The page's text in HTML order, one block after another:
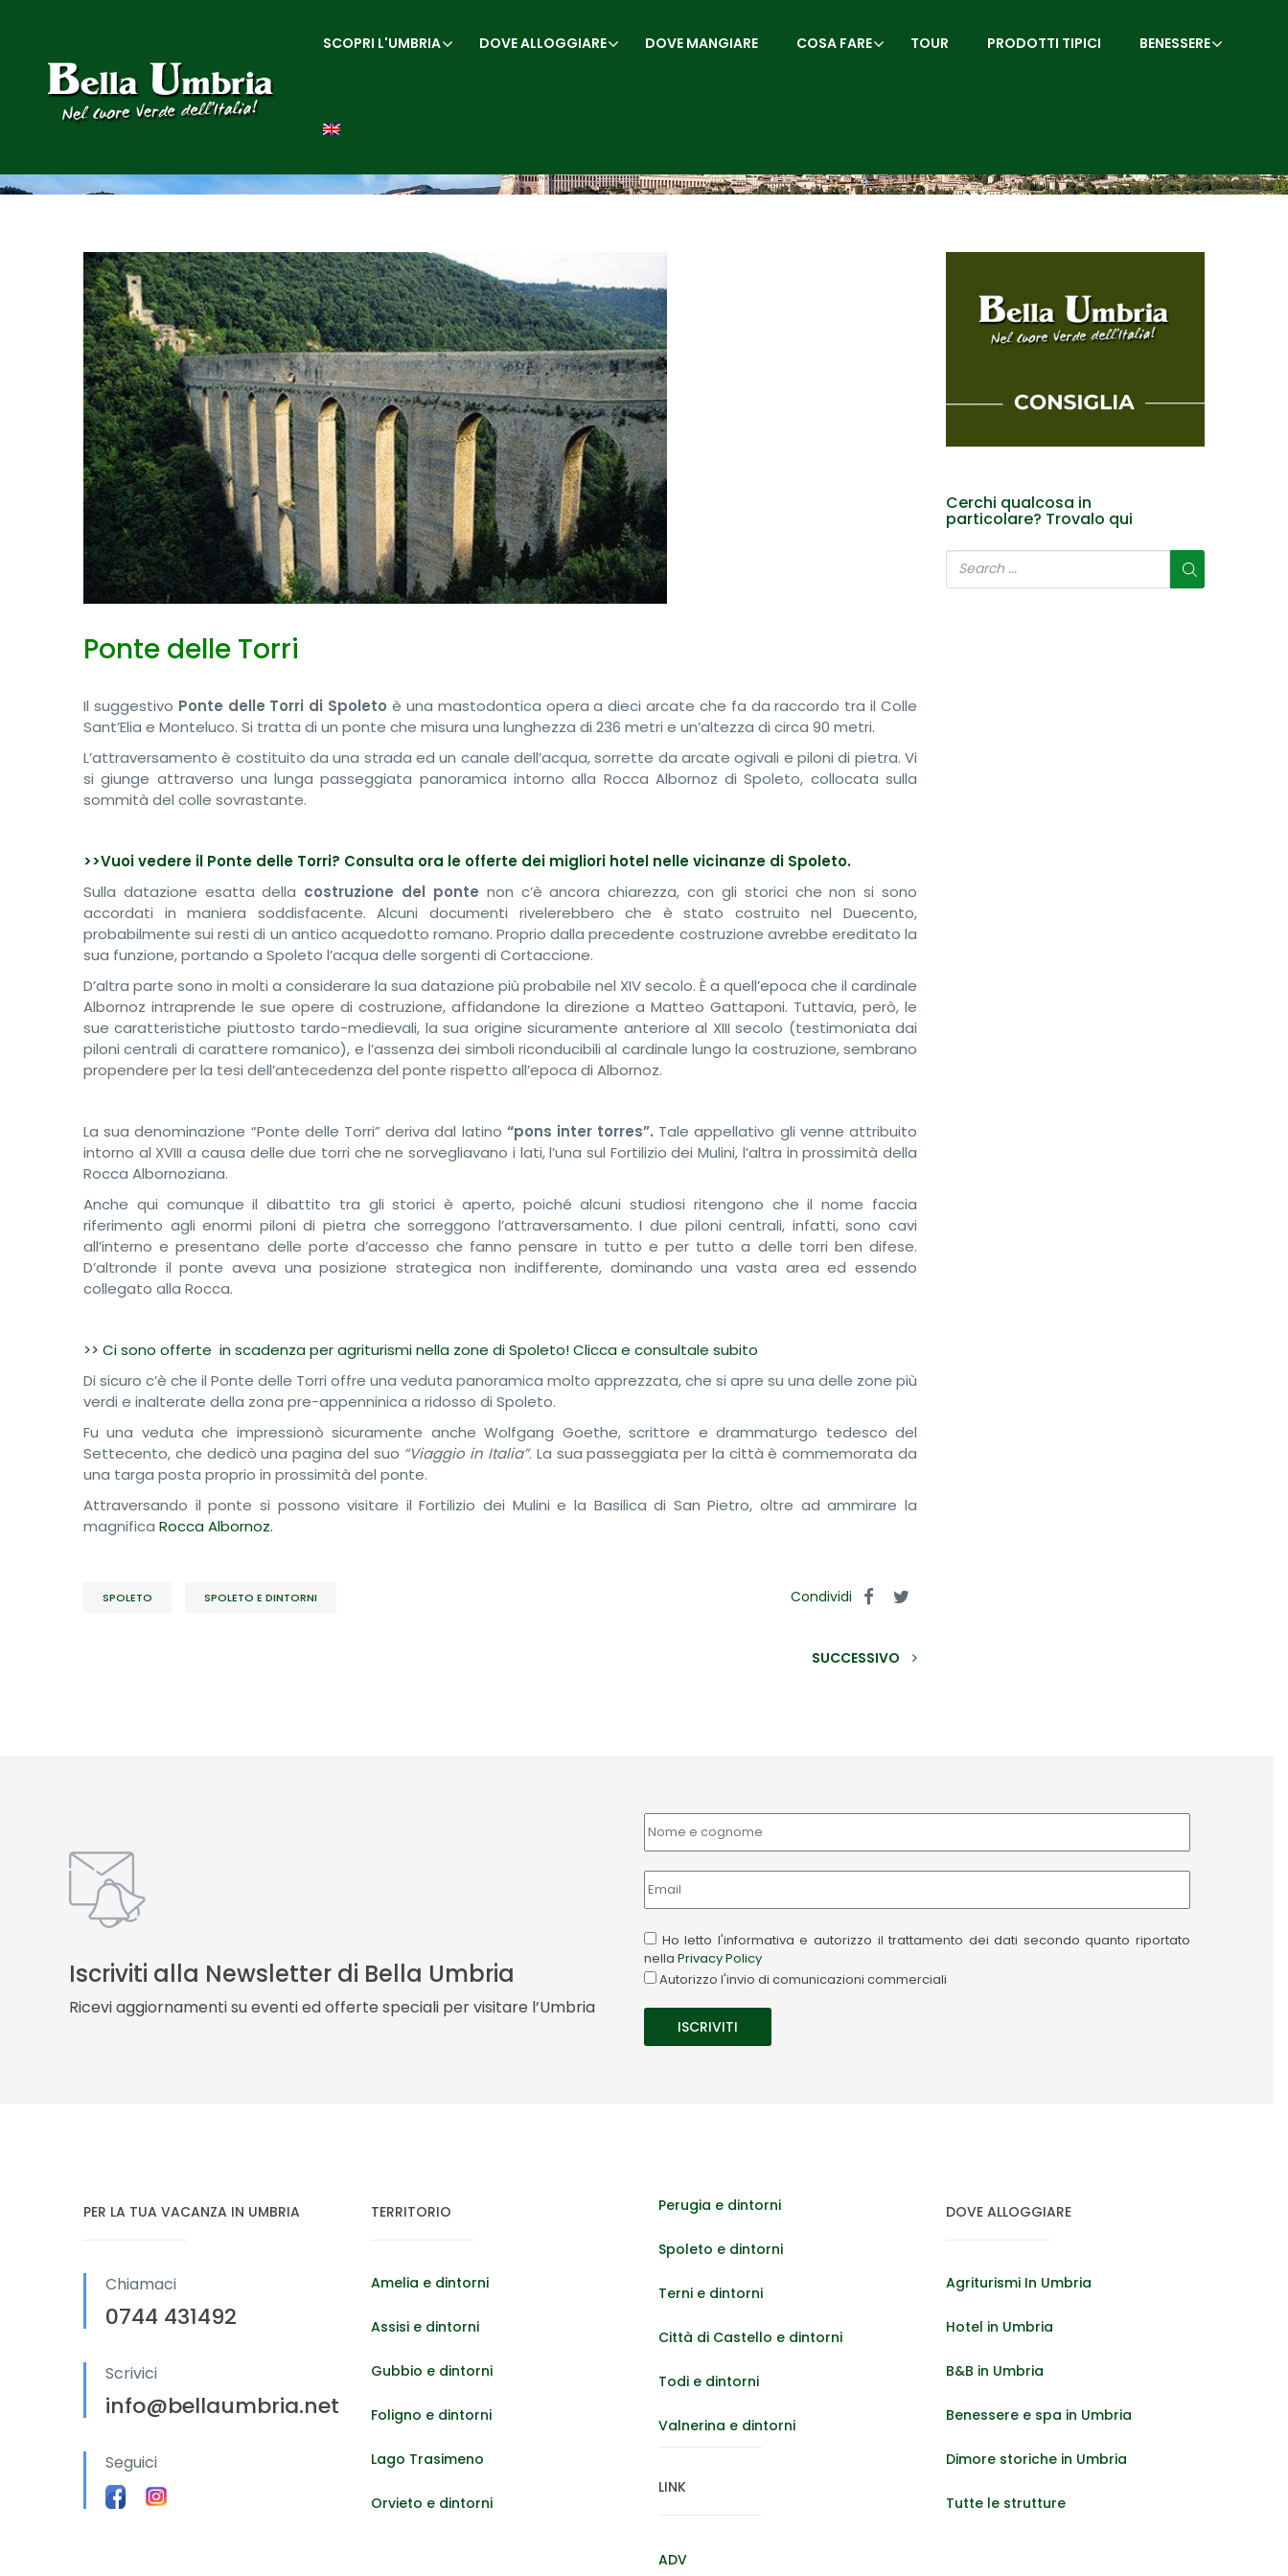
SCOPRI L'UMBRIA DOVE ALLOGGIARE DOVE MANGIARE COSA FARE TOUR PRODOTTI TIPICI BENESSERE
Ponte delle Torri
Il suggestivo Ponte delle Torri di Spoleto è una mastodontica opera a dieci arcate che fa da raccordo tra il Colle
Sant’Elia e Monteluco. Si tratta di un ponte che misura una lunghezza di 236 metri e un’altezza di circa 90 metri.
L’attraversamento è costituito da una strada ed un canale dell’acqua, sorrette da arcate ogivali e piloni di pietra. Vi
si giunge attraverso una lunga passeggiata panoramica intorno alla Rocca Albornoz di Spoleto, collocata sulla
sommità del colle sovrastante.
>>Vuoi vedere il Ponte delle Torri? Consulta ora le offerte dei migliori hotel nelle vicinanze di Spoleto.
Sulla datazione esatta della costruzione del ponte non c’è ancora chiarezza, con gli storici che non si sono
accordati in maniera soddisfacente. Alcuni documenti rivelerebbero che è stato costruito nel Duecento,
probabilmente sui resti di un antico acquedotto romano. Proprio dalla precedente costruzione avrebbe ereditato la
sua funzione, portando a Spoleto l’acqua delle sorgenti di Cortaccione.
D’altra parte sono in molti a considerare la sua datazione più probabile nel XIV secolo. È a quell’epoca che il cardinale
Albornoz intraprende le sue opere di costruzione, affidandone la direzione a Matteo Gattaponi. Tuttavia, però, le
sue caratteristiche piuttosto tardo-medievali, la sua origine sicuramente anteriore al XIII secolo (testimoniata dai
piloni centrali di carattere romanico), e l’assenza dei simboli riconducibili al cardinale lungo la costruzione, sembrano
propendere per la tesi dell’antecedenza del ponte rispetto all’epoca di Albornoz.
La sua denominazione “Ponte delle Torri” deriva dal latino “pons inter torres”. Tale appellativo gli venne attribuito
intorno al XVIII a causa delle due torri che ne sorvegliavano i lati, l’una sul Fortilizio dei Mulini, l’altra in prossimità della
Rocca Albornoziana.
Anche qui comunque il dibattito tra gli storici è aperto, poiché alcuni studiosi ritengono che il nome faccia
riferimento agli enormi piloni di pietra che sorreggono l’attraversamento. I due piloni centrali, infatti, sono cavi
all’interno e presentano delle porte d’accesso che fanno pensare in tutto e per tutto a delle torri ben difese.
D’altronde il ponte aveva una posizione strategica non indifferente, dominando una vasta area ed essendo
collegato alla Rocca.
>> Ci sono offerte in scadenza per agriturismi nella zone di Spoleto! Clicca e consultale subito
Di sicuro c’è che il Ponte delle Torri offre una veduta panoramica molto apprezzata, che si apre su una delle zone più
verdi e inalterate della zona pre-appenninica a ridosso di Spoleto.
Fu una veduta che impressionò sicuramente anche Wolfgang Goethe, scrittore e drammaturgo tedesco del
Settecento, che dedicò una pagina del suo “Viaggio in Italia”. La sua passeggiata per la città è commemorata da
una targa posta proprio in prossimità del ponte.
Attraversando il ponte si possono visitare il Fortilizio dei Mulini e la Basilica di San Pietro, oltre ad ammirare la
magnifica Rocca Albornoz.
SPOLETO SPOLETO E DINTORNI Condividi
SUCCESSIVO
Cerchi qualcosa in
particolare? Trovalo qui
Iscriviti alla Newsletter di Bella Umbria
Ricevi aggiornamenti su eventi ed offerte speciali per visitare l’Umbria
Ho letto l'informativa e autorizzo il trattamento dei dati secondo quanto riportato
nella Privacy Policy
Autorizzo l'invio di comunicazioni commerciali
PER LA TUA VACANZA IN UMBRIA
Chiamaci
0744 431492
Scrivici
info@bellaumbria.net
Seguici
TERRITORIO
Amelia e dintorni
Assisi e dintorni
Gubbio e dintorni
Foligno e dintorni
Lago Trasimeno
Orvieto e dintorni
Perugia e dintorni
Spoleto e dintorni
Terni e dintorni
Città di Castello e dintorni
Todi e dintorni
Valnerina e dintorni
LINK
ADV
DOVE ALLOGGIARE
Agriturismi In Umbria
Hotel in Umbria
B&B in Umbria
Benessere e spa in Umbria
Dimore storiche in Umbria
Tutte le strutture